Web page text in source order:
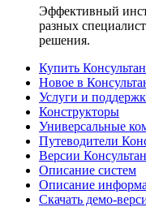
Эффективный
разных
решения.
Купить
Новое в
Услуги и
Конструкторы
Универсальные
Путеводители
Версии
Описание систем
Описание
Скачать демо-